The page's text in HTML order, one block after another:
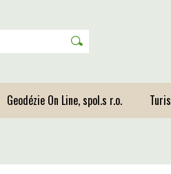
Geodézie On Line, spol.s r.o.